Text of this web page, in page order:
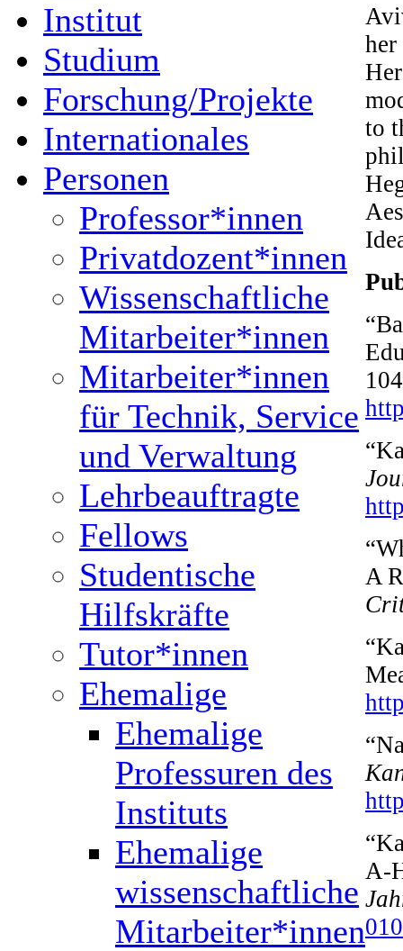
Institut
Studium
Forschung/Projekte
Internationales
Personen
Professor*innen
Privatdozent*innen
Wissenschaftliche
Mitarbeiter*innen
Mitarbeiter*innen
für Technik, Service
und Verwaltung
Lehrbeauftragte
Fellows
Studentische
Hilfskräfte
Tutor*innen
Ehemalige
Ehemalige
Professuren des
Instituts
Ehemalige
wissenschaftliche
Mitarbeiter*innen
to
A
A-